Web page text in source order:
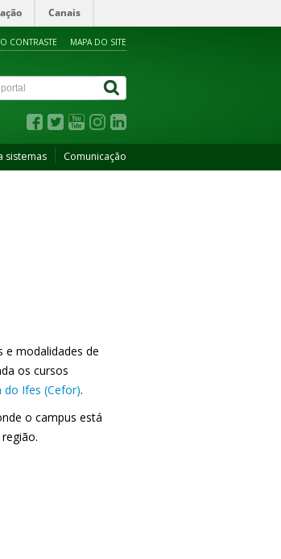
Canais
CONTRASTE MAPA DO SITE
sistemas Comunicação
e modalidades de
os cursos
do Ifes (Cefor).
o campus está